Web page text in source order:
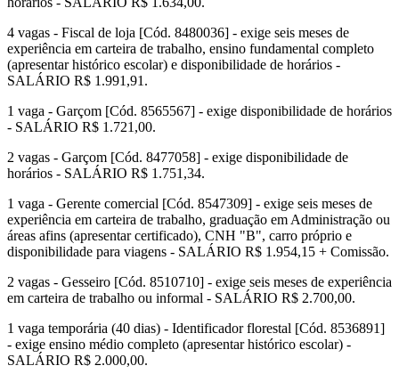
4 vagas - Fiscal de loja [Cód. 8480036] - exige seis meses de
experiência em carteira de trabalho, ensino fundamental completo
(apresentar histórico escolar) e disponibilidade de horários -
SALÁRIO R$ 1.991,91.
1 vaga - Garçom [Cód. 8565567] - exige disponibilidade de horários
- SALÁRIO R$ 1.721,00.
2 vagas - Garçom [Cód. 8477058] - exige disponibilidade de
horários - SALÁRIO R$ 1.751,34.
1 vaga - Gerente comercial [Cód. 8547309] - exige seis meses de
experiência em carteira de trabalho, graduação em Administração ou
áreas afins (apresentar certificado), CNH "B", carro próprio e
disponibilidade para viagens - SALÁRIO R$ 1.954,15 + Comissão.
2 vagas - Gesseiro [Cód. 8510710] - exige seis meses de experiência
em carteira de trabalho ou informal - SALÁRIO R$ 2.700,00.
1 vaga temporária (40 dias) - Identificador florestal [Cód. 8536891]
- exige ensino médio completo (apresentar histórico escolar) -
SALÁRIO R$ 2.000,00.